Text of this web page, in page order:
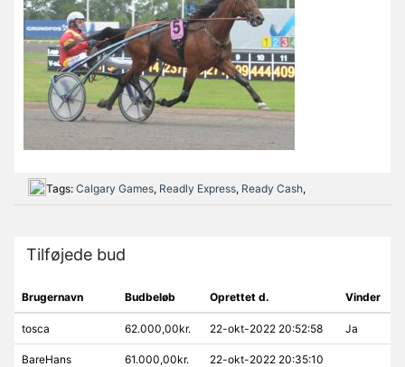
Tags: Calgary Games, Readly Express, Ready Cash,
Tilføjede bud
Brugernavn Budbeløb Oprettet d. Vinder
tosca 62.000,00kr. 22-okt-2022 20:52:58 Ja
BareHans 61.000,00kr. 22-okt-2022 20:35:10